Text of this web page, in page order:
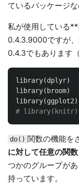
ているパッケージ
私が使用している**
0.4.3.9000ですが、
0.4.3でもあります
library(dplyr)
library( broom)
library(ggplot2)
# library(knitr)
do() 関数の機能を
に対して任意の関
つかのグループが
持っています。